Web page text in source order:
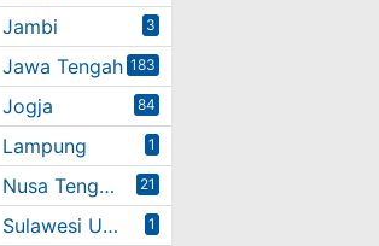
Jambi 3
Jawa Tengah 183
Jogja 84
Lampung 1
Nusa Tenggara Barat 21
Sulawesi Utara 1